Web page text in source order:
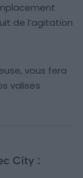
de l’agitation
vous fera
valises
City :